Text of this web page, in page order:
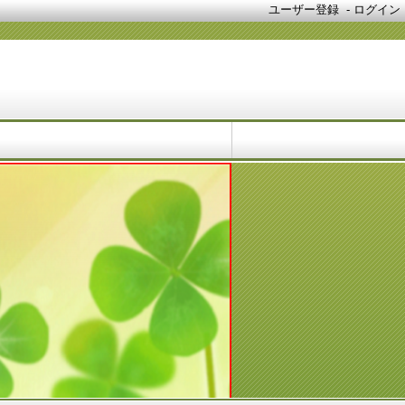
ユーザー登録 -ログイン